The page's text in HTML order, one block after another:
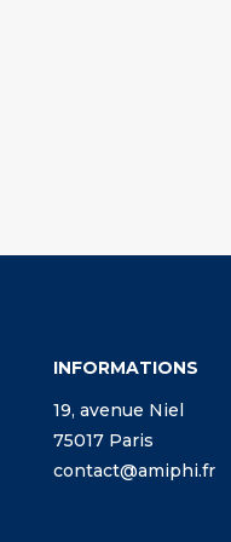
INFORMATIONS
19, avenue Niel
75017 Paris
contact@amiphi.fr